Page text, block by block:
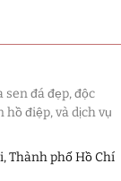
(16)
(33)
sen đá đẹp, độc
điệp, và dịch vụ
Thành phố Hồ Chí